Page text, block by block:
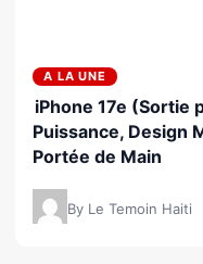
A LA UNE
iPhone 17e (Sortie
Puissance, Design
Portée de Main
By Le Temoin Haiti